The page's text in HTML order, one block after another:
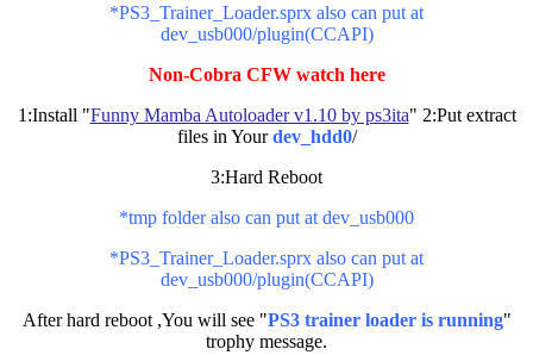
*PS3_Trainer_Loader.sprx also can put at
dev_usb000/plugin(CCAPI)
Non-Cobra CFW watch here
1:Install "Funny Mamba Autoloader v1.10 by ps3ita" 2:Put extract
files in Yourdev_hdd0/
3:Hard Reboot
*tmp folder also can put at dev_usb000
*PS3_Trainer_Loader.sprx also can put at
dev_usb000/plugin(CCAPI)
After hard reboot ,You will see "PS3 trainer loader is running"
trophy message.